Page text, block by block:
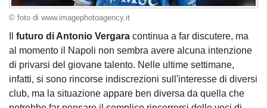
© foto di www.imagephotoagency.it
futuro di Antonio Vergara continua a far discutere, ma
al momento il Napoli non sembra avere alcuna intenzione
di privarsi del giovane talento. Nelle ultime settimane,
infatti, si sono rincorse indiscrezioni sull'interesse di diversi
club, ma la situazione appare ben diversa da quella che